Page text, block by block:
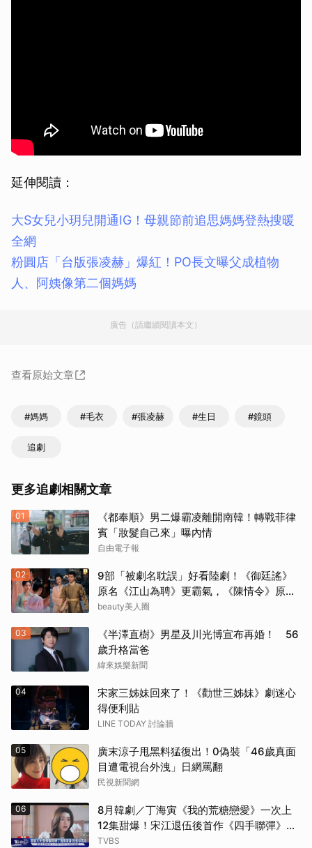
延伸閱讀：
大S女兒小玥兒開通IG！母親節前追思媽媽登熱搜暖
全網
粉圓店「台版張凌赫」爆紅！PO長文曝父成植物
人、阿姨像第二個媽媽
廣告（請繼續閱讀本文）
查看原始文章
#媽媽 #毛衣 #張凌赫 #生日 #鏡頭
追劇
更多追劇相關文章
01
《都奉順》男二爆霸凌離開南韓！轉戰菲律
賓「妝髮自己來」曝內情
自由電子報
02
9部「被劇名耽誤」好看陸劇！《御廷謠》
原名《江山為聘》更霸氣，《陳情令》原名
好聽
beauty美人圈
03
《半澤直樹》男星及川光博宣布再婚！ 56
歲升格當爸
緯來娛樂新聞
04
宋家三姊妹回來了！《勸世三姊妹》劇迷心
得便利貼
LINE TODAY 討論牆
05
廣末涼子甩黑料猛復出！0偽裝「46歲真面
目遭電視台外洩」日網罵翻
民視新聞網
06
8月韓劇／丁海寅《我的荒糖戀愛》一次上
12集甜爆！宋江退伍後首作《四手聯彈》倒
數
TVBS